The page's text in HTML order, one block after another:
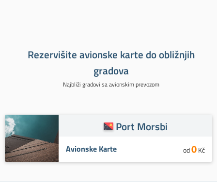
Rezervišite avionske karte do obližnjih
gradova
Najbliži gradovi sa avionskim prevozom
Port Morsbi
Avionske Karte od0Kč